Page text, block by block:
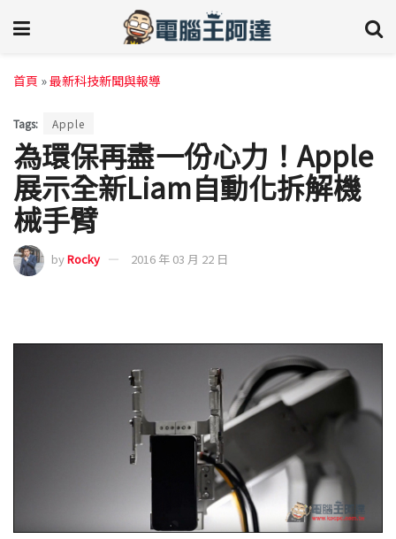
首頁 »最新科技新聞與報導
Tags: Apple
為環保再盡一份心力！Apple
展示全新Liam自動化拆解機
械手臂
byRocky 2016 年 03 月 22 日